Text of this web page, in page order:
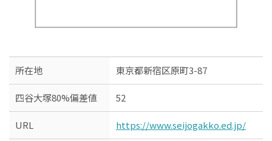
所在地 東京都新宿区原町3-87
四谷大塚80%偏差値 52
URL https://www.seijogakko.ed.jp/